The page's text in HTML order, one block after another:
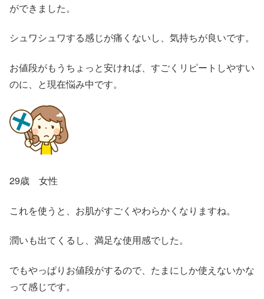
ができました。
シュワシュワする感じが痛くないし、気持ちが良いです。
お値段がもうちょっと安ければ、すごくリピートしやすい
のに、と現在悩み中です。
29歳 女性
これを使うと、お肌がすごくやわらかくなりますね。
潤いも出てくるし、満足な使用感でした。
でもやっぱりお値段がするので、たまにしか使えないかな
って感じです。